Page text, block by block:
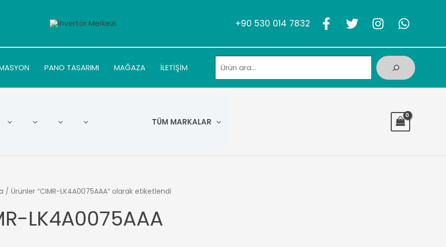
+90 530 014 7832
PANO TASARIMI MAĞAZA İLETİŞİM
TÜM MARKALAR
/ Ürünler “CIMR-LK4A0075AAA” olarak etiketlendi
LK4A0075AAA